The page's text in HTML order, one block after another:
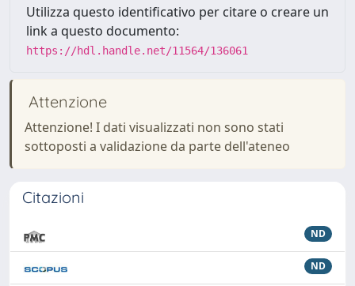
Utilizza questo identificativo per citare o creare un
link a questo documento:
https://hdl.handle.net/11564/136061
Attenzione
Attenzione! I dati visualizzati non sono stati
sottoposti a validazione da parte dell'ateneo
Citazioni
ND
ND